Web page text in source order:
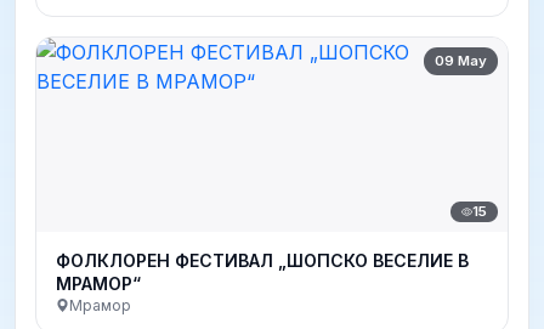
09 May
15
ФОЛКЛОРЕН ФЕСТИВАЛ „ШОПСКО ВЕСЕЛИЕ В
МРАМОР“
Мрамор